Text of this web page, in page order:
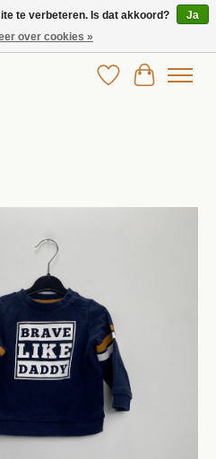
kinderkleding!
Verlanglijst
te verbeteren. Is dat akkoord?
Ja
over cookies »